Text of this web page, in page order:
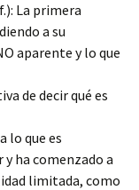
La primera
a su
aparente y lo que
de decir qué es
lo que es
ha comenzado a
limitada, como